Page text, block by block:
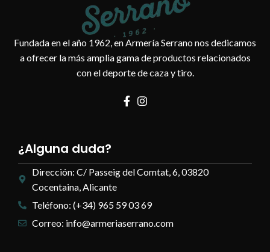
Fundada en el año 1962, en Armería Serrano nos dedicamos
a ofrecer la más amplia gama de productos relacionados
con el deporte de caza y tiro.
¿Alguna duda?
Dirección: C/ Passeig del Comtat, 6, 03820
Cocentaina, Alicante
Teléfono: (+34) 965 59 03 69
Correo: info@armeriaserrano.com